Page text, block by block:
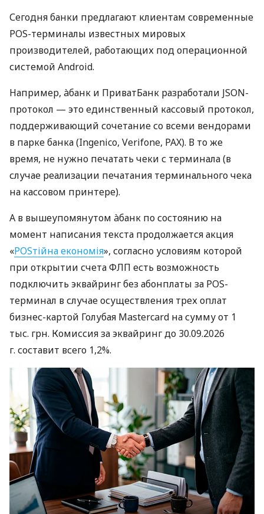
Сегодня банки предлагают клиентам современные
POS-терминалы известных мировых
производителей, работающих под операционной
системой Android.
Например, àбанк и ПриватБанк разработали JSON-
протокол — это единственный кассовый протокол,
поддерживающий сочетание со всеми вендорами
в парке банка (Ingenico, Verifone, PAX). В то же
время, не нужно печатать чеки с терминала (в
случае реализации печатания терминального чека
на кассовом принтере).
А в вышеупомянутом àбанк по состоянию на
момент написания текста продолжается акция
«POSтійна економія», согласно условиям которой
при открытии счета ФЛП есть возможность
подключить эквайринг без абонплаты за POS-
терминал в случае осуществления трех оплат
бизнес-картой Голубая Mastercard на сумму от 1
тыс. грн. Комиссия за эквайринг до 30.09.2026
г. составит всего 1,2%.